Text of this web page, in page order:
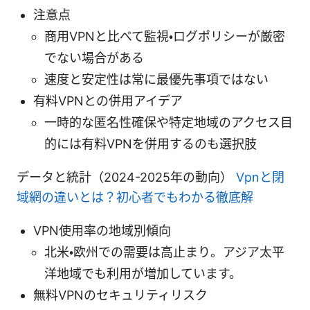
注意点
商用VPNと比べて監視・ログポリシーが厳密
でない場合がある
速度と安定性は常に最優先事項ではない
有料VPNとの併用アイデア
一時的な匿名性確保や特定地域のアクセス目
的には有料VPNを併用するのも選択肢
データと統計（2024-2025年の動向） Vpnと閉
域網の違いとは？初心者でもわかる徹底解
VPN使用率の地域別傾向
北米・欧州での需要は高止まり。アジア太平
洋地域でも利用が増加しています。
無料VPNのセキュリティリスク